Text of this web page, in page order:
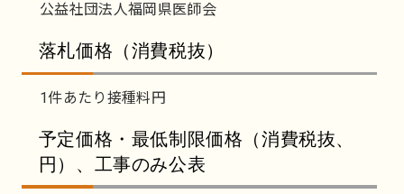
公益社団法人福岡県医師会
落札価格（消費税抜）
1件あたり接種料円
予定価格・最低制限価格（消費税抜、
円）、工事のみ公表